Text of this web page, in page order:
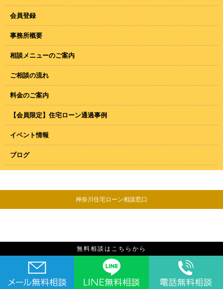
会員登録
事務所概要
相談メニューのご案内
ご相談の流れ
料金のご案内
【会員限定】住宅ローン通過事例
イベント情報
ブログ
神奈川住宅ローン相談窓口
無料相談はこちらから